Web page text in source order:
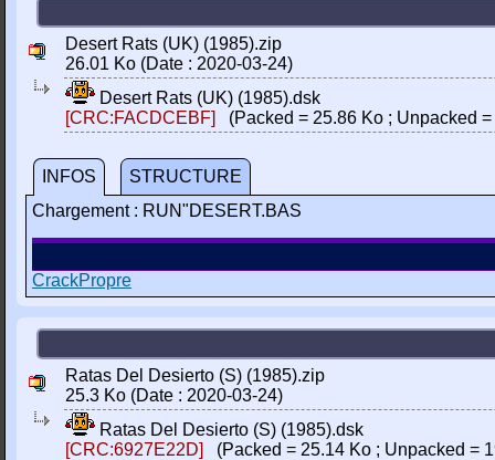
Desert Rats (UK) (1985).zip
26.01 Ko (Date : 2020-03-24)
Desert Rats (UK) (1985).dsk
[CRC:FACDCEBF]
(Packed = 25.86 Ko ; Unpacked
INFOS
STRUCTURE
Chargement : RUN"DESERT.BAS
CrackPropre
Ratas Del Desierto (S) (1985).zip
25.3 Ko (Date : 2020-03-24)
Ratas Del Desierto (S) (1985).dsk
[CRC:6927E22D]
(Packed = 25.14 Ko ; Unpacked =